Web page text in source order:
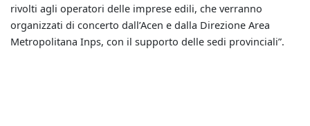
rivolti agli operatori delle imprese edili, che verranno
organizzati di concerto dall’Acen e dalla Direzione Area
Metropolitana Inps, con il supporto delle sedi provinciali”.